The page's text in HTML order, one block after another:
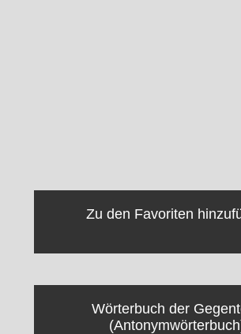
Zu den Favoriten
Wörterbuch der